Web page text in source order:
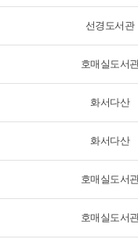
선경도서관
호매실도서
화서다산
화서다산
호매실도서
호매실도서